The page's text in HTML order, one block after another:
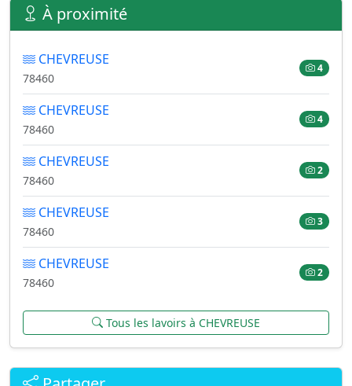
À proximité
CHEVREUSE
78460
4
CHEVREUSE
78460
4
CHEVREUSE
78460
2
CHEVREUSE
78460
3
CHEVREUSE
78460
2
Tous les lavoirs à CHEVREUSE